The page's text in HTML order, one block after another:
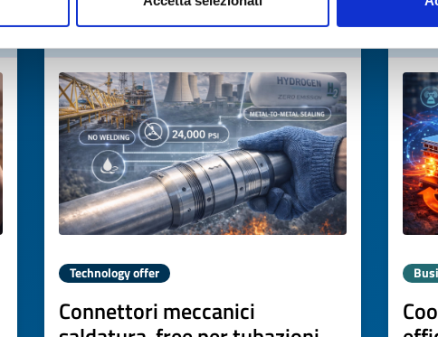
Technology offer
Connettori meccanici